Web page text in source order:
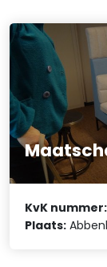
KvK nummer:
Plaats: